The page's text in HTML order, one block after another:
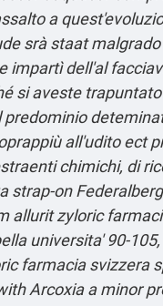
a
srà staat
impartì dell'al
si aveste
all'udito ect
chimichi, di
on
allurit zyloric
universita' 90-
farmacia svizzera
Arcoxia a minor